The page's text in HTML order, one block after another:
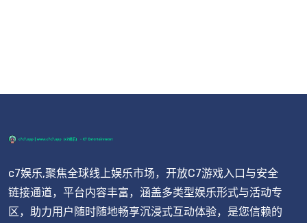
c7娱乐,聚焦全球线上娱乐市场，开放C7游戏入口与安全
链接通道，平台内容丰富，涵盖多类型娱乐形式与活动专
区，助力用户随时随地畅享沉浸式互动体验，是您信赖的